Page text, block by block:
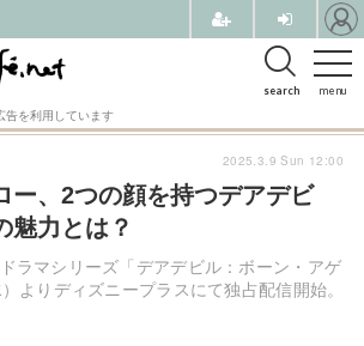
menu
search
告を利用しています
ー、2つの顔を持つデアデビ
力とは？
ラマシリーズ「デアデビル：ボーン・アゲ
よりディズニープラスにて独占配信開始。
2025.3.9 Sun 12:00